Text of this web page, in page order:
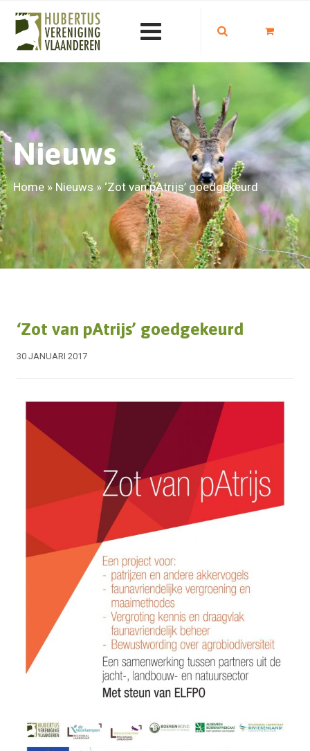
Nieuws
Home» Nieuws » ‘Zot van pAtrijs’ goedgekeurd
‘Zot van pAtrijs’ goedgekeurd
30 JANUARI 2017